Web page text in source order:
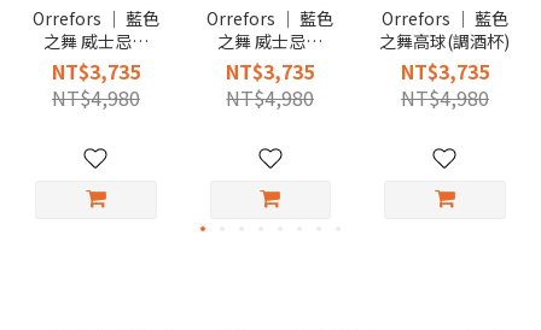
Orrefors │ 藍色
之舞 威士忌杯
400ml
NT$3,735
NT$4,980
Orrefors │ 藍色
之舞 威士忌杯
250ml
NT$3,735
NT$4,980
Orrefors │ 藍色
之舞高球(調酒杯)
NT$3,735
NT$4,980